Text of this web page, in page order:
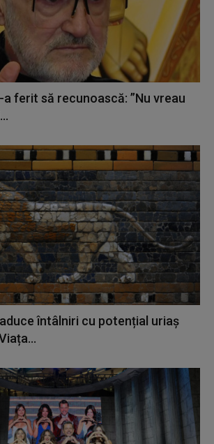
a ferit să recunoască: ”Nu vreau
întâlniri cu potențial uriaș